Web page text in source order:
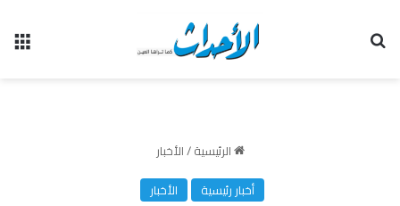
الرئيسية/الأخبار
أخبار رئيسية
الأخبار